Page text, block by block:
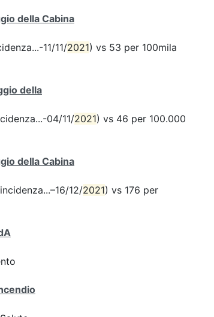
della Cabina
11/11/2021) vs 53 per 100mila
della
04/11/2021) vs 46 per 100.000
della Cabina
12/2021) vs 176 per